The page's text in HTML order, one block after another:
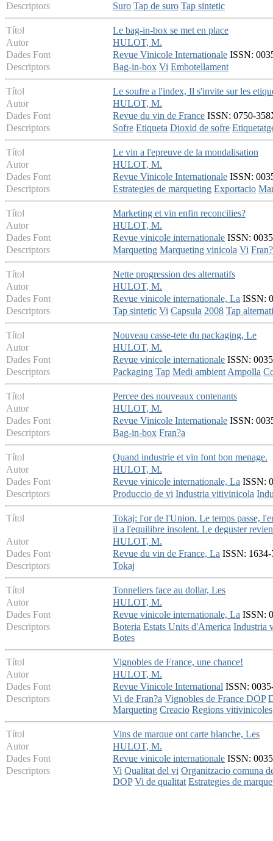
Descriptors
Suro Tap de suro Tap sintetic
Títol
Le bag-in-box se met en place
Autor
HULOT, M.
Dades Font
Revue Vinicole Internationale ISSN:
Descriptors
Bag-in-box Vi Embotellament
Títol
Le soufre a l'index, Il s'invite sur les
Autor
HULOT, M.
Dades Font
Revue du vin de France ISSN: 0750-
Descriptors
Sofre Etiqueta Dioxid de sofre
Títol
Le vin a l'epreuve de la mondalisation
Autor
HULOT, M.
Dades Font
Revue Vinicole Internationale ISSN:
Descriptors
Estrategies de marqueting Exportacio
Títol
Marketing et vin enfin reconcilies?
Autor
HULOT, M.
Dades Font
Revue vinicole internationale ISSN:
Descriptors
Marqueting Marqueting vinicola Vi
Títol
Nette progression des alternatifs
Autor
HULOT, M.
Dades Font
Revue vinicole internationale, La ISSN:
Descriptors
Tap sintetic Vi Capsula 2008 Tap
Títol
Nouveau casse-tete du packaging, Le
Autor
HULOT, M.
Dades Font
Revue vinicole internationale ISSN:
Descriptors
Packaging Tap Medi ambientAmpolla
Títol
Percee des nouveaux contenants
Autor
HULOT, M.
Dades Font
Revue Vinicole Internationale ISSN:
Descriptors
Bag-in-box Fran?a
Títol
Quand industrie et vin font bon menage.
Autor
HULOT, M.
Dades Font
Revue vinicole internationale, La ISSN:
Descriptors
Produccio de vi Industria vitivinicola
Títol
Tokaj: l'or de l'Union. Le temps passe,
il a l'equilibre insolent. Le deguster
Autor
HULOT, M.
Dades Font
Revue du vin de France, La ISSN:
Descriptors
Tokaj
Títol
Tonneliers face au dollar, Les
Autor
HULOT, M.
Dades Font
Revue vinicole internationale, La ISSN:
Descriptors
Boteria Estats Units d'America Industria
Botes
Títol
Vignobles de France, une chance!
Autor
HULOT, M.
Dades Font
Revue Vinicole International ISSN:
Descriptors
Vi de Fran?a Vignobles de France DOP
Marqueting Creacio Regions vitivinicoles
Títol
Vins de marque ont carte blanche, Les
Autor
HULOT, M.
Dades Font
Revue vinicole internationale ISSN:
Descriptors
Vi Qualitat del vi Organitzacio comuna
DOP Vi de qualitat Estrategies de